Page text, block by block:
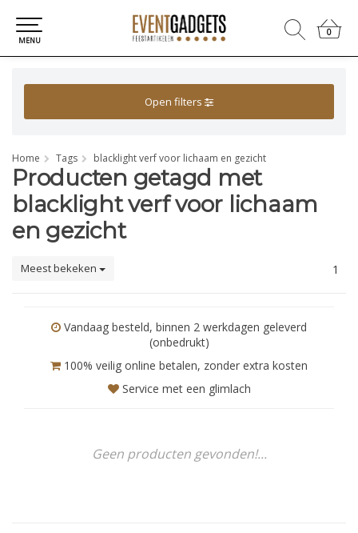
0
0
MENU
Open filters
Home Tags blacklight verf voor lichaam en gezicht
Producten getagd met
blacklight verf voor lichaam
en gezicht
Meest bekeken 1
Vandaag besteld, binnen 2 werkdagen geleverd
(onbedrukt)
100% veilig online betalen, zonder extra kosten
Service met een glimlach
Geen producten gevonden!...